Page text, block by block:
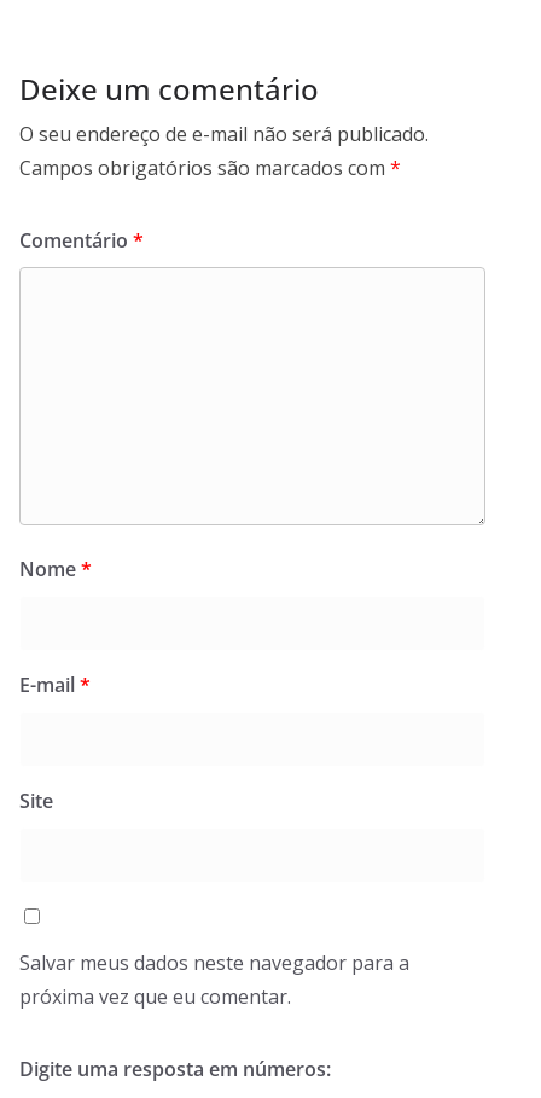
Deixe um comentário
O seu endereço de e-mail não será publicado.
Campos obrigatórios são marcados com *
Comentário *
Nome*
E-mail*
Site
Salvar meus dados neste navegador para a
próxima vez que eu comentar.
Digite uma resposta em números: